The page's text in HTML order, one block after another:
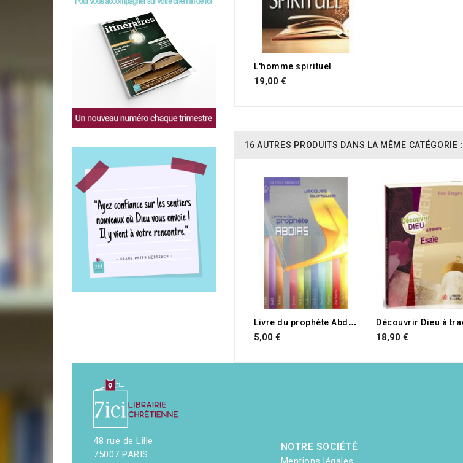
L'homme spirituel
19,00 €
16 AUTRES PRODUITS DANS LA MÊME CATÉGORIE :
RUPTURE DE STOCK L
ivre du prophète Abdias
5,00 € 18,90 €
48 rue de Lille
75007 PARIS
NOTRE SOCIÉTÉ